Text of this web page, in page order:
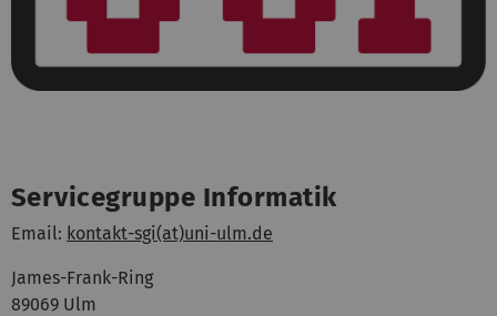
Servicegruppe Informatik
Email: kontakt-sgi(at)uni-ulm.de
James-Frank-Ring
89069 Ulm